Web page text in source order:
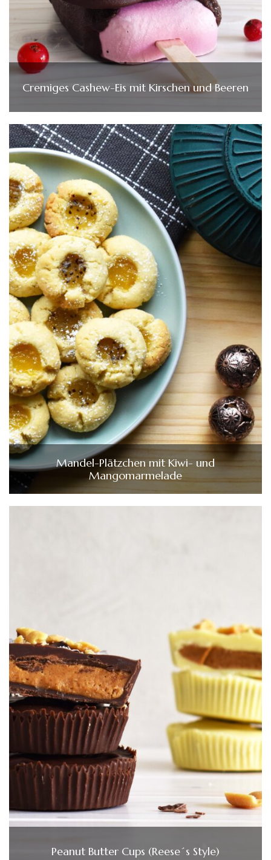
Cremiges Cashew-Eis mit Kirschen und Beeren
Mandel-Plätzchen mit Kiwi- und
Mangomarmelade
Peanut Butter Cups (Reese´s Style)